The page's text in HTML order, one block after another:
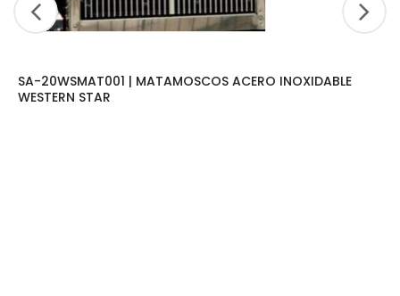
SA-20WSMAT001 | MATAMOSCOS ACERO INOXIDABLE
WESTERN STAR